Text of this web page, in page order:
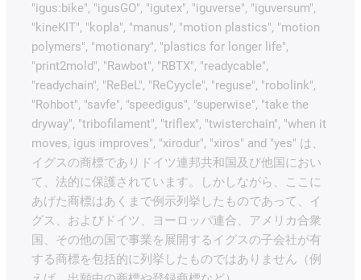
"igus:bike", "igusGO", "igutex", "iguverse", "iguversum",
"kineKIT", "kopla", "manus", "motion plastics", "motion
polymers", "motionary", "plastics for longer life",
"print2mold", "Rawbot", "RBTX", "readycable",
"readychain", "ReBeL", "ReCyycle", "reguse", "robolink",
"Rohbot", "savfe", "speedigus", "superwise", "take the
dryway", "tribofilament", "triflex", "twisterchain", "when it
moves, igus improves", "xirodur", "xiros" and "yes" は、
イグスの商標でありドイツ連邦共和国及び他国におい
て、法的に保護されています。しかしながら、ここに
あげた商標はあくまで例示列挙したものであって、イ
グス、およびドイツ、ヨーロッパ連合、アメリカ合衆
国、その他の国で事業を展開するイグスの子会社が有
する商標を包括的に列挙したものではありません（例